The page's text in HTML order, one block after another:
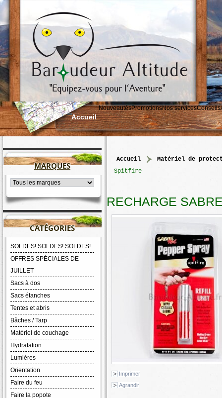
Accueil
NouveautésPromotionsNos servicesConseils
MARQUES
CATÉGORIES
SOLDES! SOLDES! SOLDES!
OFFRES SPÉCIALES DE
JUILLET
Sacs à dos
Sacs étanches
Tentes et abris
Bâches / Tarp
Matériel de couchage
Hydratation
Lumières
Orientation
Faire du feu
Faire la popote
accueil >
matériel de
Spitfire
RECHARGE
Imprimer
Agrandir